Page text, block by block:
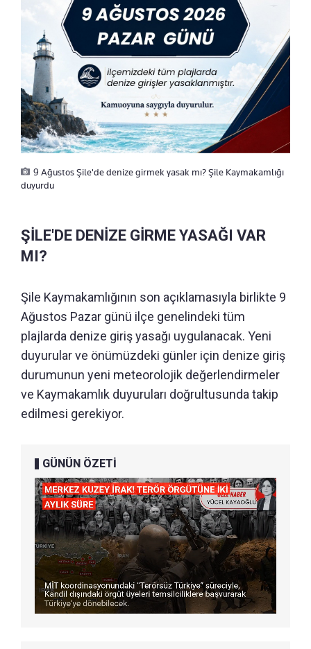
9 Ağustos Şile'de denize girmek yasak mı? Şile Kaymakamlığı
duyurdu
ŞİLE'DE DENİZE GİRME YASAĞI VAR
MI?
Şile Kaymakamlığının son açıklamasıyla birlikte 9
Ağustos Pazar günü ilçe genelindeki tüm
plajlarda denize giriş yasağı uygulanacak. Yeni
duyurular ve önümüzdeki günler için denize giriş
durumunun yeni meteorolojik değerlendirmeler
ve Kaymakamlık duyuruları doğrultusunda takip
edilmesi gerekiyor.
GÜNÜN ÖZETİ